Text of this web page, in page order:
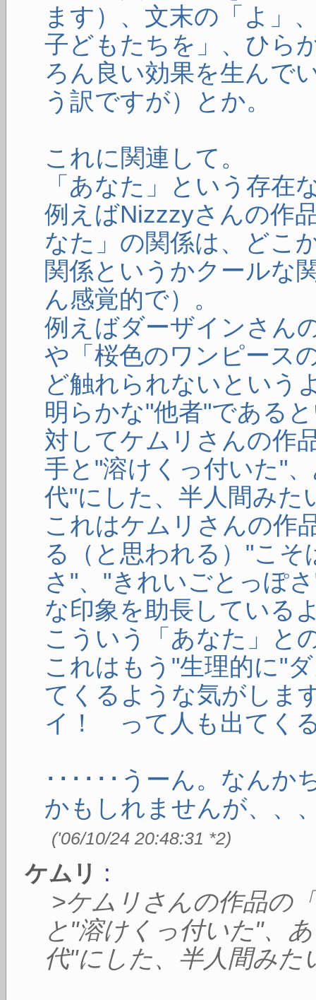
ます）、文末の「よ」
子どもたちを」、ひら
ろん良い効果を生んで
う訳ですが）とか。
これに関連して。
「あなた」という存在
例えばNizzzyさんの作
なた」の関係は、どこ
関係というかクールな
ん感覚的で）。
例えばダーザインさん
や「桜色のワンピース
ど触れられないという
明らかな"他者"である
対してケムリさんの作
手と"溶けくっ付いた"
代"にした、半人間みた
これはケムリさんの作
る（と思われる）"こそ
さ"、"きれいごとっぽ
な印象を助長している
こういう「あなた」と
これはもう"生理的に"
てくるような気がしま
イ！ って人も出てく
･･････うーん。なんか
かもしれませんが、
('06/10/24 20:48:31 *2)
ケムリ :
>ケムリさんの作品の
と"溶けくっ付いた"、
代"にした、半人間み